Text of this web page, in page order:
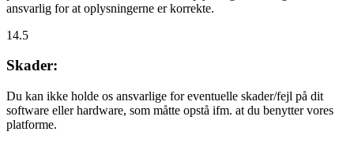
ansvarlig for at oplysningerne er korrekte.
14.5
Skader:
Du kan ikke holde os ansvarlige for eventuelle skader/fejl på dit
software eller hardware, som måtte opstå ifm. at du benytter vores
platforme.